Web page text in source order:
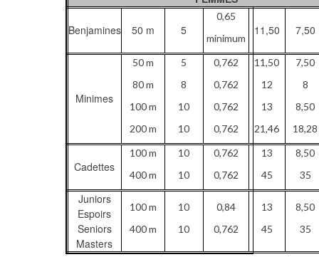
Benjamines 50 m 5
0,65
minimum
11,50 7,50
Minimes
50 m
80 m
100 m
200 m
5
8
10
10
0,762
0,762
0,762
0,762
11,50
12
13
21,46
7,50
8
8,50
18,28
Cadettes
100 m
400 m
10
10
0,762
0,762
13
45
8,50
35
Juniors
Espoirs
Seniors
Masters
100 m
400 m
10
10
0,84
0,762
13
45
8,50
35